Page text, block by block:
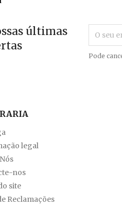
últimas
Pode
legal
nos
site
Reclamações